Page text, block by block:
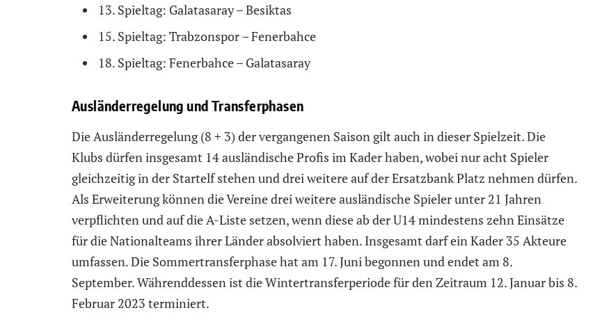
13. Spieltag: Galatasaray – Besiktas
15. Spieltag: Trabzonspor – Fenerbahce
18. Spieltag: Fenerbahce – Galatasaray
Ausländerregelung und Transferphasen
Die Ausländerregelung (8 + 3) der vergangenen Saison gilt auch in dieser Spielzeit. Die
Klubs dürfen insgesamt 14 ausländische Profis im Kader haben, wobei nur acht Spieler
gleichzeitig in der Startelf stehen und drei weitere auf der Ersatzbank Platz nehmen dürfen.
Als Erweiterung können die Vereine drei weitere ausländische Spieler unter 21 Jahren
verpflichten und auf die A-Liste setzen, wenn diese ab der U14 mindestens zehn Einsätze
für die Nationalteams ihrer Länder absolviert haben. Insgesamt darf ein Kader 35 Akteure
umfassen. Die Sommertransferphase hat am 17. Juni begonnen und endet am 8.
September. Währenddessen ist die Wintertransferperiode für den Zeitraum 12. Januar bis 8.
Februar 2023 terminiert.